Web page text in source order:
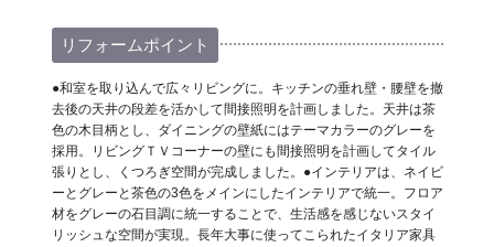
リフォームポイント
●和室を取り込んで広々リビングに。キッチンの垂れ壁・腰壁を撤
去後の天井の段差を活かして間接照明を計画しました。天井は茶
色の木目柄とし、ダイニングの壁紙にはテーマカラーのグレーを
採用。リビングＴＶコーナーの壁にも間接照明を計画してタイル
張りとし、くつろぎ空間が完成しました。●インテリアは、ネイビ
ーとグレーと茶色の3色をメインにしたインテリアで統一。フロア
材をグレーの石目調に統一することで、生活感を感じないスタイ
リッシュな空間が実現。長年大事に使ってこられたイタリア家具